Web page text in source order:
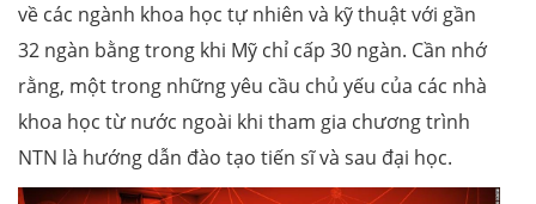
về các ngành khoa học tự nhiên và kỹ thuật với gần
32 ngàn bằng trong khi Mỹ chỉ cấp 30 ngàn. Cần nhớ
rằng, một trong những yêu cầu chủ yếu của các nhà
khoa học từ nước ngoài khi tham gia chương trình
NTN là hướng dẫn đào tạo tiến sĩ và sau đại học.